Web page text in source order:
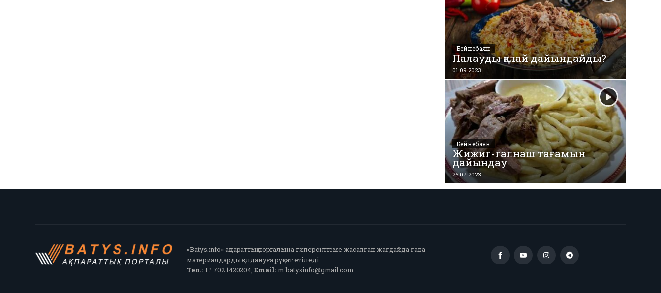
Бейнебаян
Палауды қалай дайындайды?
01.09.2023
Бейнебаян
Жижиг-галнаш тағамын
дайындау
26.07.2023
«Batys.info» ақпараттық порталына гиперсілтеме жасалған жағдайда ғана
материалдарды қолдануға рұқсат етіледі.
Тел.:+7 702 1420204, Email:m.batysinfo@gmail.com